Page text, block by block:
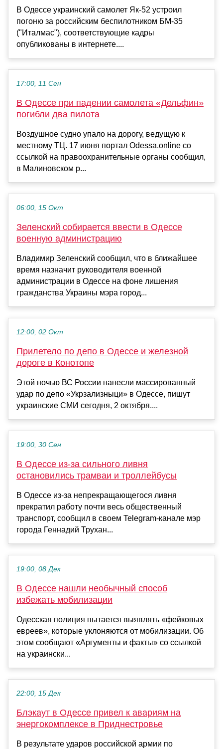
В Одессе украинский самолет Як-52 устроил
погоню за российским беспилотником БМ-35
("Италмас"), соответствующие кадры
опубликованы в интернете....
17:00, 11 Сен
В Одессе при падении самолета «Дельфин»
погибли два пилота
Воздушное судно упало на дорогу, ведущую к
местному ТЦ. 17 июня портал Odessa.online со
ссылкой на правоохранительные органы сообщил,
в Малиновском р...
06:00, 15 Окт
Зеленский собирается ввести в Одессе
военную администрацию
Владимир Зеленский сообщил, что в ближайшее
время назначит руководителя военной
администрации в Одессе на фоне лишения
гражданства Украины мэра город...
12:00, 02 Окт
Прилетело по депо в Одессе и железной
дороге в Конотопе
Этой ночью ВС России нанесли массированный
удар по депо «Укрзализныци» в Одессе, пишут
украинские СМИ сегодня, 2 октября....
19:00, 30 Сен
В Одессе из-за сильного ливня
остановились трамваи и троллейбусы
В Одессе из-за непрекращающегося ливня
прекратил работу почти весь общественный
транспорт, сообщил в своем Telegram-канале мэр
города Геннадий Трухан...
19:00, 08 Дек
В Одессе нашли необычный способ
избежать мобилизации
Одесская полиция пытается выявлять «фейковых
евреев», которые уклоняются от мобилизации. Об
этом сообщают «Аргументы и факты» со ссылкой
на украински...
22:00, 15 Дек
Блэкаут в Одессе привел к авариям на
энергокомплексе в Приднестровье
В результате ударов российской армии по